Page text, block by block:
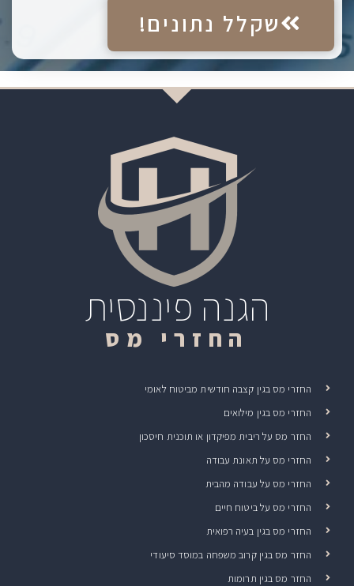
שקלל נתונים!
הגנה פיננסית
החזרי מס
החזרי מס בגין קצבה חודשית מביטוח לאומי
החזרי מס בגין מילואים
החזר מס על ריבית מפיקדון או תוכנית חיסכון
החזרי מס על תאונת עבודה
החזרי מס על עבודה מהבית
החזרי מס על ביטוח חיים
החזרי מס בגין בעיה רפואית
החזר מס בגין קרוב משפחה במוסד סיעודי
החזר מס בגין תרומות